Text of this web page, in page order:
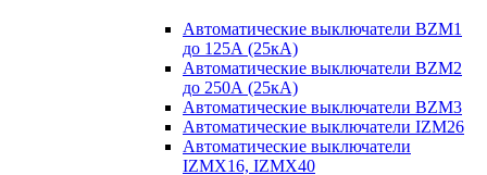
Автоматические выключатели BZM1
до 125А (25кА)
Автоматические выключатели BZM2
до 250А (25кА)
Автоматические выключатели BZM3
Автоматические выключатели IZM26
Автоматические выключатели
IZMX16, IZMX40